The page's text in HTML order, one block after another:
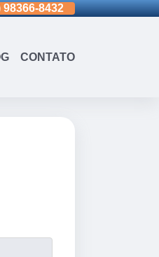
98366-8432 (15)3326-9334
CONTATO